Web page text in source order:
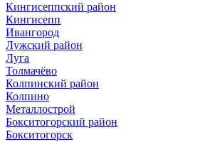
Кингисеппский район
Кингисепп
Ивангород
Лужский район
Луга
Толмачёво
Колпинский район
Колпино
Металлострой
Бокситогорский район
Бокситогорск